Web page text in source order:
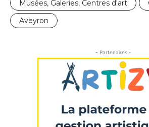
Musées, Galeries, Centres d'art
Aveyron
- Partenaires -